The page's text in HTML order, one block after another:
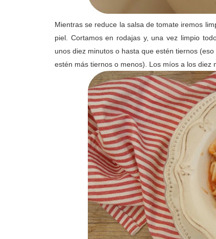
Mientras se reduce la salsa de tomate iremos
piel. Cortamos en rodajas y, una vez limpio
unos diez minutos o hasta que estén tiernos
estén más tiernos o menos). Los míos a los diez